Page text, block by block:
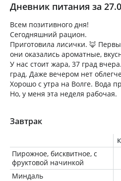
Дневник питания за
Всем позитивного дня!
Сегодняшний рацион.
Приготовила лисички. 🦊
они оказались ароматные,
У нас стоит жара, 37 град
град. Даже вечером нет
Хорошо с утра на Волге. Вода
Но, у меня эта неделя рабочая.
Завтрак
Пирожное, бисквитное, с
фруктовой начинкой
Миндаль